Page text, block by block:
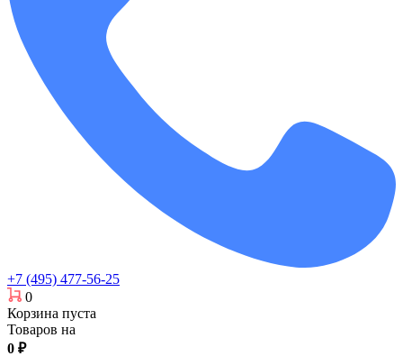
+7 (495) 477-56-25
0
Корзина пуста
Товаров на
0 ₽